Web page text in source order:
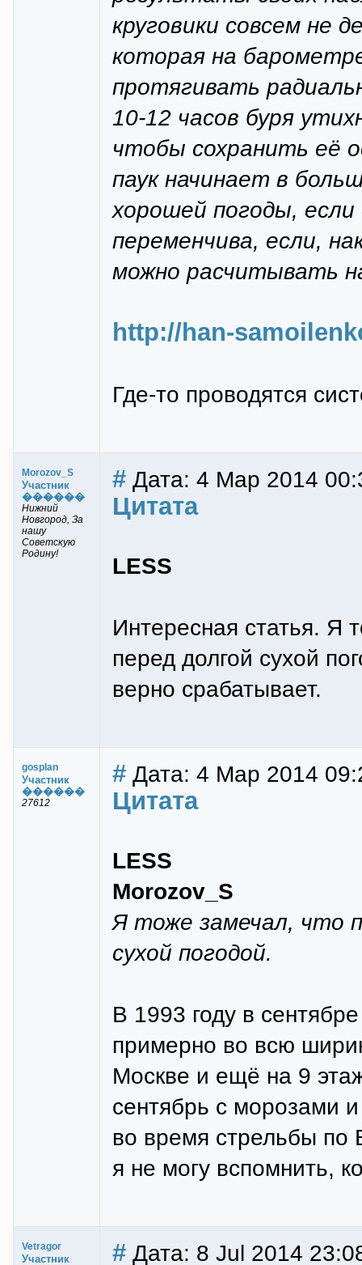
круговики совсем не
которая на
протягивать
10-12 часов буря
чтобы сохранить её
паук начинает в
хорошей погоды,
переменчива, если,
можно расчитывать
http://han-
Где-то проводятся
Morozov_S
Участник
������
Нижний
Новгород, За
нашу
Советскую
Родину!
# Дата: 4 Мар 2014
Цитата
LESS
Интересная статья. Я
перед долгой сухой
верно срабатывает.
gosplan
Участник
������
27612
# Дата: 4 Мар 2014
Цитата
LESS
Morozov_S
Я тоже замечал, что
сухой погодой.
В 1993 году в
примерно во всю
Москве и ещё на 9
сентябрь с морозами
во время стрельбы
я не могу вспомнить,
Vetragor
Участник
# Дата: 8 Jul 2014